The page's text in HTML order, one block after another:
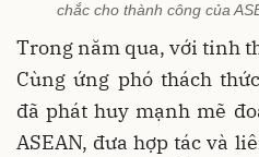
chắc cho thành công của
Trong năm qua, với tinh
Cùng ứng phó thách
đã phát huy mạnh mẽ
ASEAN, đưa hợp tác và